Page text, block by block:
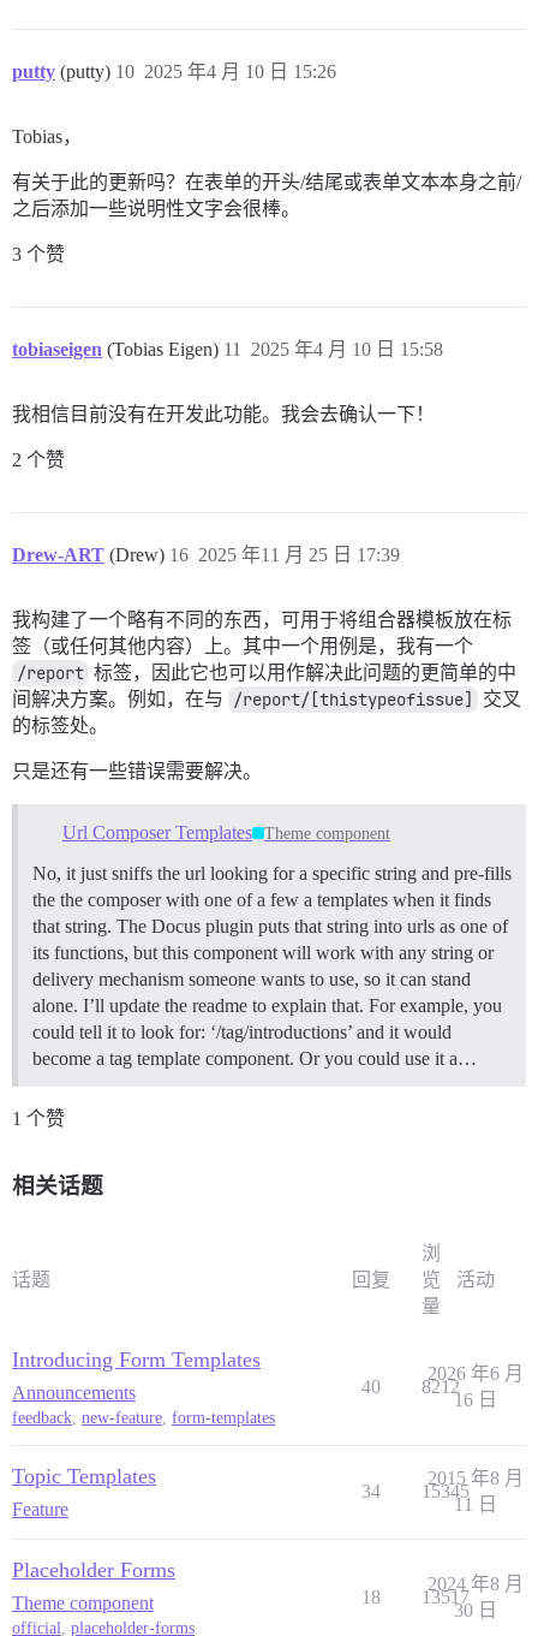
putty (putty) 2025 年4 月 10 日 15:26
10
Tobias，
有关于此的更新吗？在表单的开头/结尾或表单文本本身之前/
之后添加一些说明性文字会很棒。
3 个赞
tobiaseigen (Tobias Eigen) 2025 年4 月 10 日 15:58
11
我相信目前没有在开发此功能。我会去确认一下！
2 个赞
Drew-ART (Drew) 2025 年11 月 25 日 17:39
16
我构建了一个略有不同的东西，可用于将组合器模板放在标
签（或任何其他内容）上。其中一个用例是，我有一个
/report 标签，因此它也可以用作解决此问题的更简单的中
间解决方案。例如，在与
/report/[thistypeofissue]
交叉
的标签处。
只是还有一些错误需要解决。
Url Composer Templates Theme component
No, it just sniffs the url looking for a specific string and pre-fills
the the composer with one of a few a templates when it finds
that string. The Docus plugin puts that string into urls as one of
its functions, but this component will work with any string or
delivery mechanism someone wants to use, so it can stand
alone. I’ll update the readme to explain that. For example, you
could tell it to look for: ‘/tag/introductions’ and it would
become a tag template component. Or you could use it a…
1 个赞
相关话题
话题 回复
浏
览
量
活动
Introducing Form Templates
Announcements
feedback, new-feature, form-templates
40 8212
2026 年6 月
16 日
Topic Templates
Feature
34 15345
2015 年8 月
11 日
Placeholder Forms
Theme component
official, placeholder-forms
18 13517
2024 年8 月
30 日